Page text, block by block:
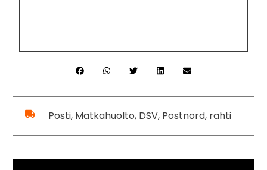
Posti, Matkahuolto, DSV, Postnord, rahti